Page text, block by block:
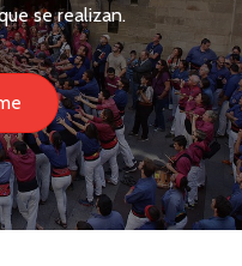
se realizan.